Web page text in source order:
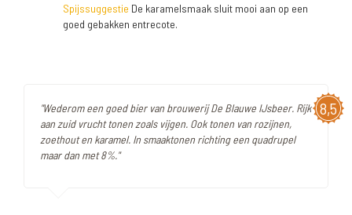
Spijssuggestie De karamelsmaak sluit mooi aan op een
goed gebakken entrecote.
8,5
"Wederom een goed bier van brouwerij De Blauwe IJsbeer. Rijk
aan zuid vrucht tonen zoals vijgen. Ook tonen van rozijnen,
zoethout en karamel. In smaaktonen richting een quadrupel
maar dan met 8%."